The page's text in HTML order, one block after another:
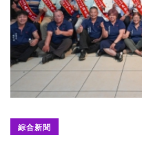
綜合新聞